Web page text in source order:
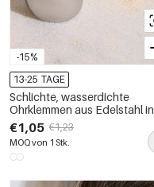
-15%
13-25 TAGE
Schlichte, wasserdichte
Ohrklemmen aus Edelstahl in
Goldfarbe für Damen
€1,05 €1,23
MOQ von 1 Stk.